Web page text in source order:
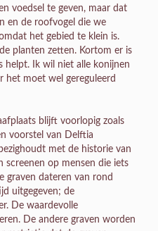
voedsel te geven, maar dat
en de roofvogel die we
het gebied te klein is.
planten zetten. Kortom er is
helpt. Ik wil niet alle konijnen
moet wel gereguleerd
blijft voorlopig zoals
voorstel van Delftia
met de historie van
screenen op mensen die iets
graven dateren van rond
uitgegeven; de
De waardevolle
De andere graven worden